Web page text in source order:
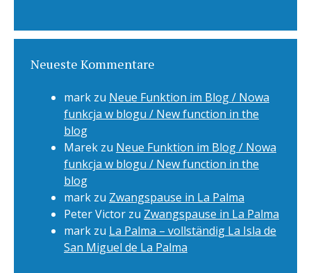
Neueste Kommentare
mark zu Neue Funktion im Blog / Nowa
funkcja w blogu / New function in the
blog
Marek zu Neue Funktion im Blog / Nowa
funkcja w blogu / New function in the
blog
mark zu Zwangspause in La Palma
Peter Victor zu Zwangspause in La Palma
mark zu La Palma – vollständig La Isla de
San Miguel de La Palma